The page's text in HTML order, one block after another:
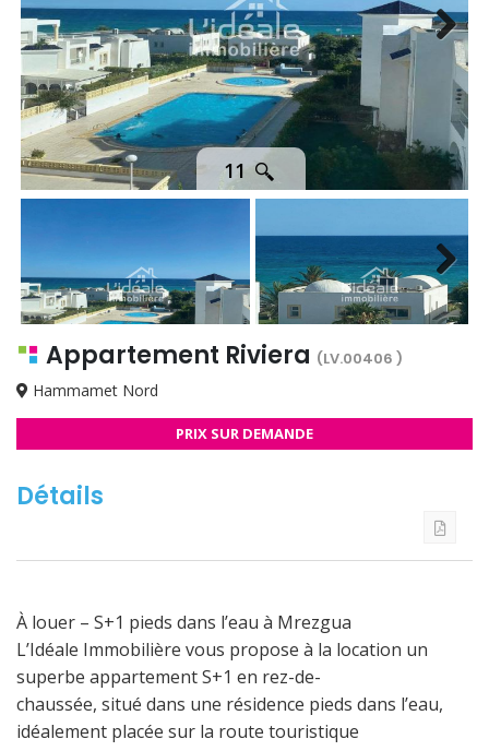
11
Next
Next
Appartement Riviera (LV.00406 )
Hammamet Nord
PRIX SUR DEMANDE
Détails
À louer – S+1 pieds dans l’eau à Mrezgua
L’Idéale Immobilière vous propose à la location un
superbe appartement S+1 en rez-de-
chaussée, situé dans une résidence pieds dans l’eau,
idéalement placée sur la route touristique